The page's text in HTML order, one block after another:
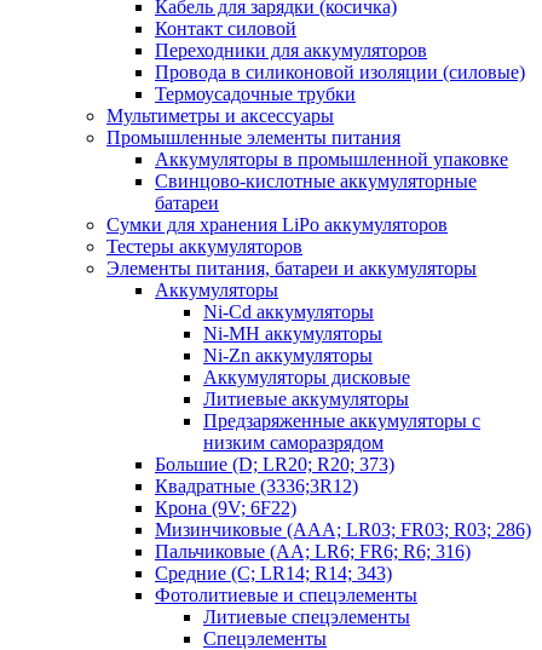
Кабель для зарядки (косичка)
Контакт силовой
Переходники для аккумуляторов
Провода в силиконовой изоляции (силовые)
Термоусадочные трубки
Мультиметры и аксессуары
Промышленные элементы питания
Аккумуляторы в промышленной упаковке
Свинцово-кислотные аккумуляторные
батареи
Сумки для хранения LiPo аккумуляторов
Тестеры аккумуляторов
Элементы питания, батареи и аккумуляторы
Аккумуляторы
Ni-Cd аккумуляторы
Ni-MH аккумуляторы
Ni-Zn аккумуляторы
Аккумуляторы дисковые
Литиевые аккумуляторы
Предзаряженные аккумуляторы с
низким саморазрядом
Большие (D; LR20; R20; 373)
Квадратные (3336;3R12)
Крона (9V; 6F22)
Мизинчиковые (AAA; LR03; FR03; R03; 286)
Пальчиковые (AA; LR6; FR6; R6; 316)
Средние (C; LR14; R14; 343)
Фотолитиевые и спецэлементы
Литиевые спецэлементы
Спецэлементы